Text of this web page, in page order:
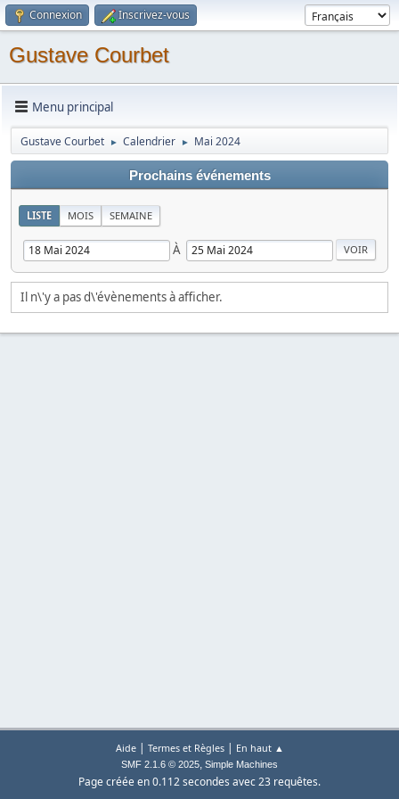
Connexion Inscrivez-vous
Gustave Courbet
Menu principal
Gustave Courbet ► Calendrier ► Mai 2024
Prochains événements
LISTE MOIS SEMAINE
À
Il n\'y a pas d\'évènements à afficher.
Aide| Termes et Règles| En haut ▲
SMF 2.1.6 © 2025, Simple Machines
Page créée en 0.112 secondes avec 23 requêtes.